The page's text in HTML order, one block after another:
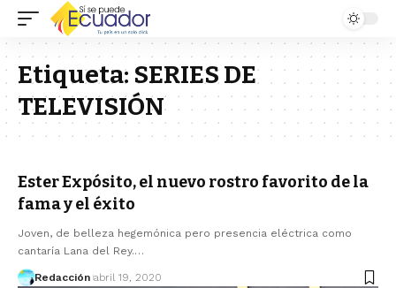
Etiqueta: SERIES DE
TELEVISIÓN
Ester Expósito, el nuevo rostro favorito de la
fama y el éxito
Joven, de belleza hegemónica pero presencia eléctrica como
cantaría Lana del Rey.…
Redacción abril 19, 2020